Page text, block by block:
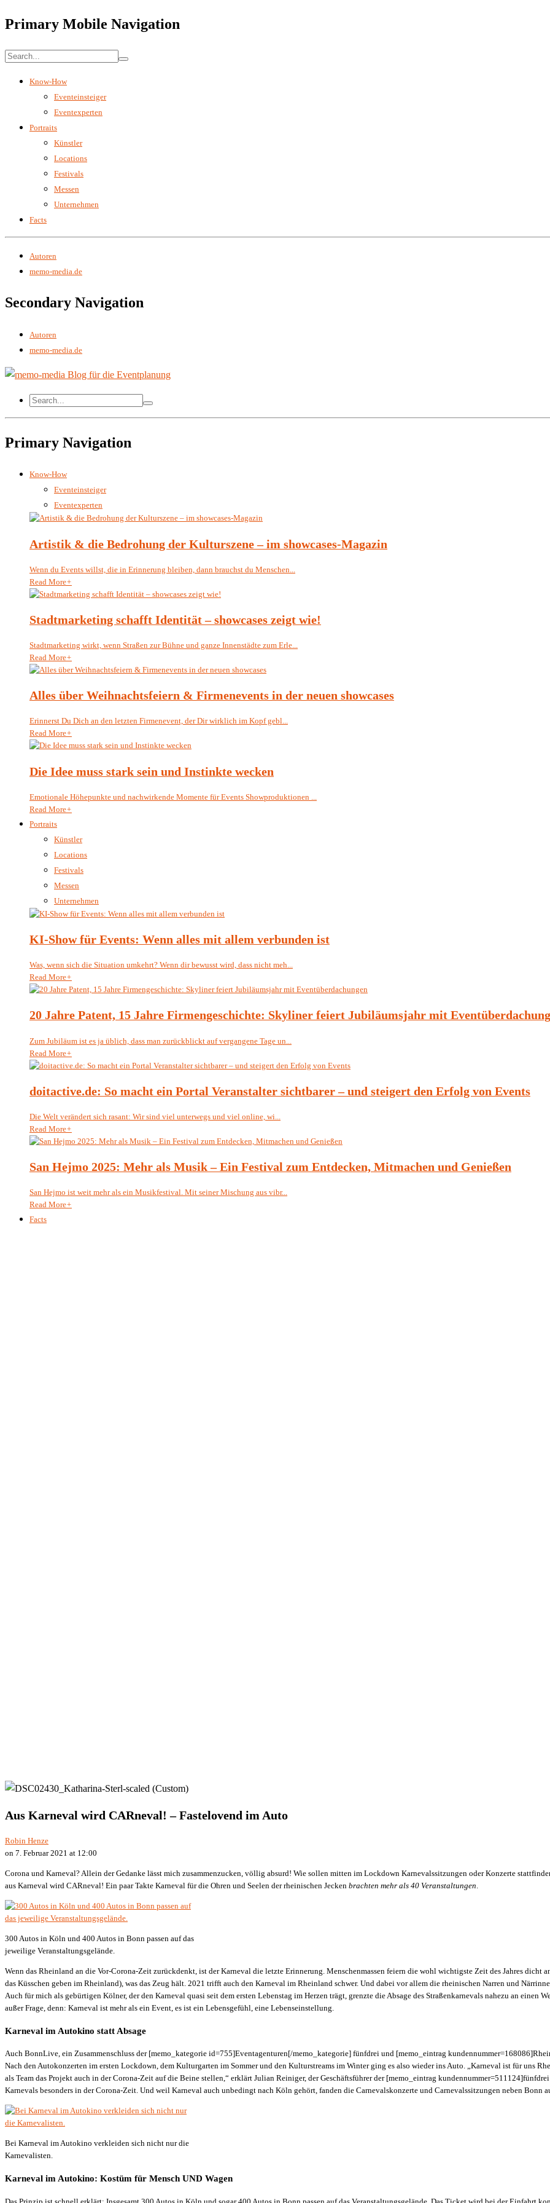
Primary Mobile Navigation
Know-How
Eventeinsteiger
Eventexperten
Portraits
Künstler
Locations
Festivals
Messen
Unternehmen
Facts
Autoren
memo-media.de
Secondary Navigation
Autoren
memo-media.de
Primary Navigation
Know-How
Eventeinsteiger
Eventexperten
Artistik & die Bedrohung der Kulturszene – im showcases-Magazin
Wenn du Events willst, die in Erinnerung bleiben, dann brauchst du Menschen...
Read More+
Stadtmarketing schafft Identität – showcases zeigt wie!
Stadtmarketing wirkt, wenn Straßen zur Bühne und ganze Innenstädte zum Erle...
Read More+
Alles über Weihnachtsfeiern & Firmenevents in der neuen showcases
Erinnerst Du Dich an den letzten Firmenevent, der Dir wirklich im Kopf gebl...
Read More+
Die Idee muss stark sein und Instinkte wecken
Emotionale Höhepunkte und nachwirkende Momente für Events Showproduktionen ...
Read More+
Portraits
Künstler
Locations
Festivals
Messen
Unternehmen
KI-Show für Events: Wenn alles mit allem verbunden ist
Was, wenn sich die Situation umkehrt? Wenn dir bewusst wird, dass nicht meh...
Read More+
20 Jahre Patent, 15 Jahre Firmengeschichte: Skyliner feiert Jubiläumsjahr mit
Zum Jubiläum ist es ja üblich, dass man zurückblickt auf vergangene Tage un...
Read More+
doitactive.de: So macht ein Portal Veranstalter sichtbarer – und steigert den Erfolg von Events
Die Welt verändert sich rasant: Wir sind viel unterwegs und viel online, wi...
Read More+
San Hejmo 2025: Mehr als Musik – Ein Festival zum Entdecken, Mitmachen und Genießen
San Hejmo ist weit mehr als ein Musikfestival. Mit seiner Mischung aus vibr...
Read More+
Facts
Aus Karneval wird CARneval! – Fastelovend im Auto
Robin Henze
on 7. Februar 2021 at 12:00
Corona und Karneval? Allein der Gedanke lässt mich zusammenzucken, völlig absurd! Wie sollen mitten im Lockdown Karnevalssitzungen oder Konzerte
aus Karneval wird CARneval! Ein paar Takte Karneval für die Ohren und Seelen der rheinischen Jecken brachten mehr als 40 Veranstaltungen
300 Autos in Köln und 400 Autos in Bonn passen auf das
jeweilige Veranstaltungsgelände.
Wenn das Rheinland an die Vor-Corona-Zeit zurückdenkt, ist der Karneval die letzte Erinnerung. Menschenmassen feiern die wohl wichtigste Zeit des Jahres
das Küsschen geben im Rheinland), was das Zeug hält. 2021 trifft auch den Karneval im Rheinland schwer. Und dabei vor allem die rheinischen Narren und
Auch für mich als gebürtigen Kölner, der den Karneval quasi seit dem ersten Lebenstag im Herzen trägt, grenzte die Absage des Straßenkarnevals nahezu an einen
außer Frage, denn: Karneval ist mehr als ein Event, es ist ein Lebensgefühl, eine Lebenseinstellung.
Karneval im Autokino statt Absage
Auch BonnLive, ein Zusammenschluss der [memo_kategorie id=755]Eventagenturen[/memo_kategorie] fünfdrei und [memo_eintrag
Nach den Autokonzerten im ersten Lockdown, dem Kulturgarten im Sommer und den Kulturstreams im Winter ging es also wieder ins Auto. „Karneval ist für uns
als Team das Projekt auch in der Corona-Zeit auf die Beine stellen,“ erklärt Julian Reiniger, der Geschäftsführer der [memo_eintrag
Karnevals besonders in der Corona-Zeit. Und weil Karneval auch unbedingt nach Köln gehört, fanden die Carnevalskonzerte und Carnevalssitzungen neben Bonn
Bei Karneval im Autokino verkleiden sich nicht nur die
Karnevalisten.
Karneval im Autokino: Kostüm für Mensch UND Wagen